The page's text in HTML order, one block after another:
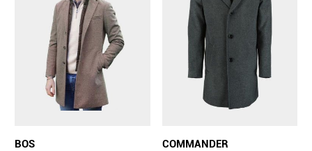
BOS COMMANDER